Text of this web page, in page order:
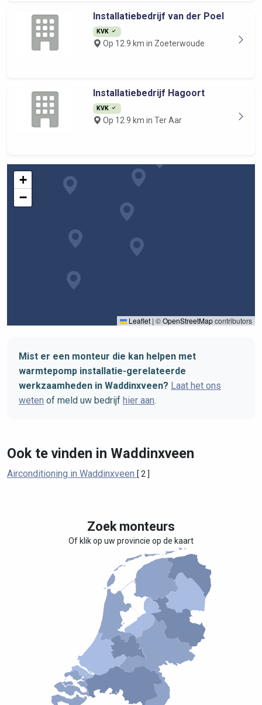
Installatiebedrijf van der Poel
KVK
Op 12.9 km in Zoeterwoude
Installatiebedrijf Hagoort
KVK
Op 12.9 km in Ter Aar
+
−
Leaflet | ©OpenStreetMapcontributors
Mist er een monteur die kan helpen met
warmtepomp installatie-gerelateerde
werkzaamheden in Waddinxveen? Laat het ons
weten of meld uw bedrijf hier aan.
Ook te vinden in Waddinxveen
Airconditioning in Waddinxveen [ 2 ]
Zoek monteurs
Of klik op uw provincie op de kaart